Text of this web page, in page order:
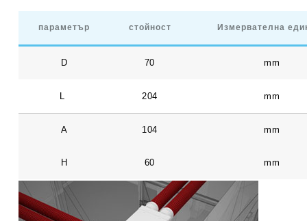
параметър стойност Измервателна
D 70 mm
204 mm
A 104 mm
H 60 mm